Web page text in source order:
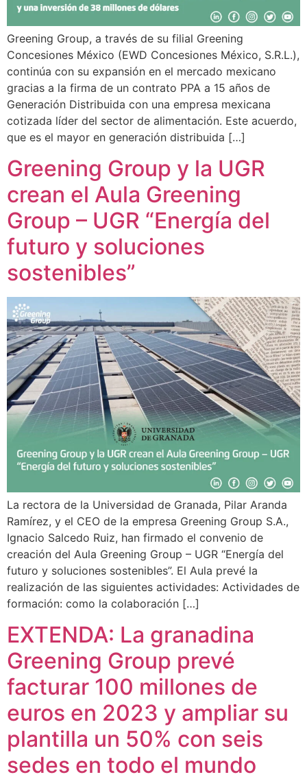
Greening Group, a través de su filial Greening
Concesiones México (EWD Concesiones México, S.R.L.),
continúa con su expansión en el mercado mexicano
gracias a la firma de un contrato PPA a 15 años de
Generación Distribuida con una empresa mexicana
cotizada líder del sector de alimentación. Este acuerdo,
que es el mayor en generación distribuida […]
Greening Group y la UGR
crean el Aula Greening
Group – UGR “Energía del
futuro y soluciones
sostenibles”
La rectora de la Universidad de Granada, Pilar Aranda
Ramírez, y el CEO de la empresa Greening Group S.A.,
Ignacio Salcedo Ruiz, han firmado el convenio de
creación del Aula Greening Group – UGR “Energía del
futuro y soluciones sostenibles”. El Aula prevé la
realización de las siguientes actividades: Actividades de
formación: como la colaboración […]
EXTENDA: La granadina
Greening Group prevé
facturar 100 millones de
euros en 2023 y ampliar su
plantilla un 50% con seis
sedes en todo el mundo